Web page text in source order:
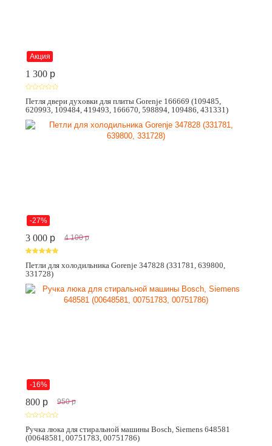
Акция
1 300 p
Петля двери духовки для плиты Gorenje 166669 (109485,
620993, 109484, 419493, 166670, 598894, 109486, 431331)
-27%
3 000 p 4 100 p
Петли для холодильника Gorenje 347828 (331781, 639800,
331728)
-16%
800 p 950 p
Ручка люка для стиральной машины Bosch, Siemens 648581
(00648581, 00751783, 00751786)